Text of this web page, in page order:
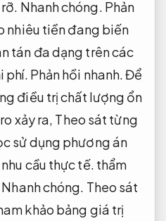
Triển khai.Quy trình
trạng mụn không quá
liệu trình diễn ra khá
buổi là có lẽ sạch
sát từng bước.bỏ
da mịn màng,Tiết
rỡ.Nhanh chóng.Phản
nhiêu tiền đang biến
tán đa dạng trên các
phí.Phản hồi nhanh.